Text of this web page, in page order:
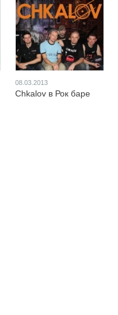
08.03.2013
Chkalov в Рок баре